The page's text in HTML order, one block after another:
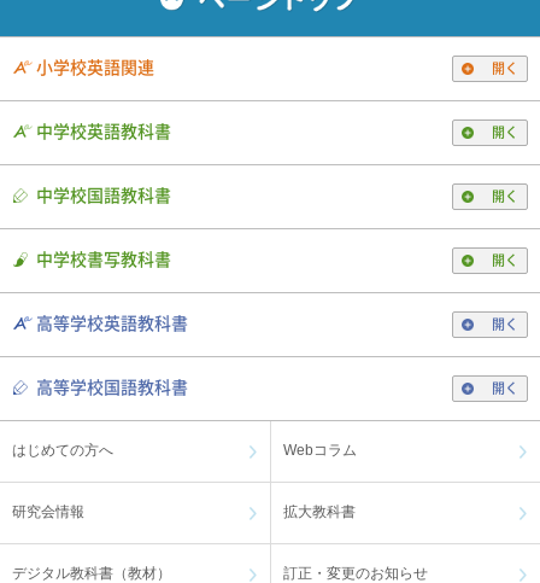
小学校英語関連 開く
中学校英語教科書 開く
中学校国語教科書 開く
中学校書写教科書 開く
高等学校英語教科書 開く
高等学校国語教科書 開く
はじめての方へ Webコラム
研究会情報 拡大教科書
デジタル教科書（教材） 訂正・変更のお知らせ